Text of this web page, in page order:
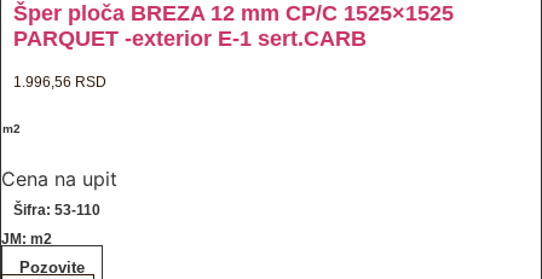
Šper ploča BREZA 12 mm CP/C 1525×1525
PARQUET -exterior E-1 sert.CARB
1.996,56 RSD
m2
Cena na upit
Šifra: 53-110
JM: m2
Pozovite